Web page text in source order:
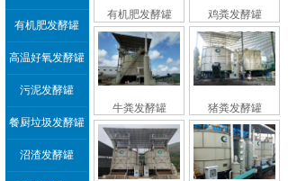
有机肥发酵罐
高温好氧发酵罐
污泥发酵罐
餐厨垃圾发酵罐
沼渣发酵罐
有机肥发酵罐 鸡粪发酵罐
牛粪发酵罐 猪粪发酵罐